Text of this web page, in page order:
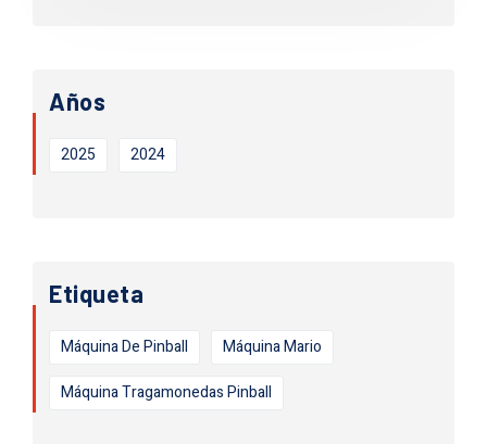
Años
2025 2024
Etiqueta
Máquina De Pinball
Máquina Mario
Máquina Tragamonedas Pinball